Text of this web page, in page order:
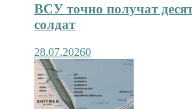
ВСУ точно получат
солдат
28.07.20260